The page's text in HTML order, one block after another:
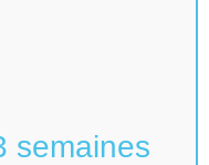
semaines